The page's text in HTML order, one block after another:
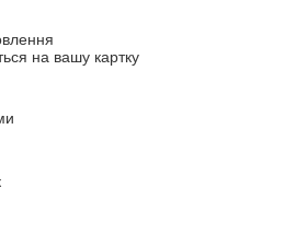
на вашу картку